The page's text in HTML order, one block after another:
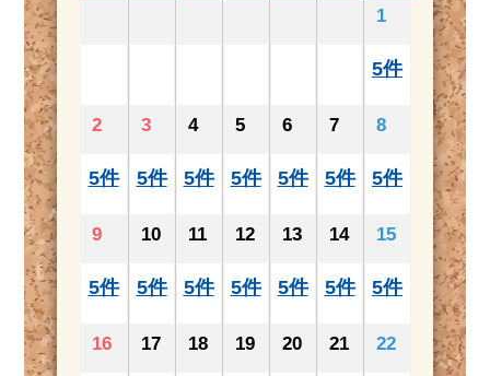
1
5件
2
5件
3
5件
4
5件
5
5件
6
5件
7
5件
8
5件
9
5件
10
5件
11
5件
12
5件
13
5件
14
5件
15
5件
16 17 18 19 20 21 22